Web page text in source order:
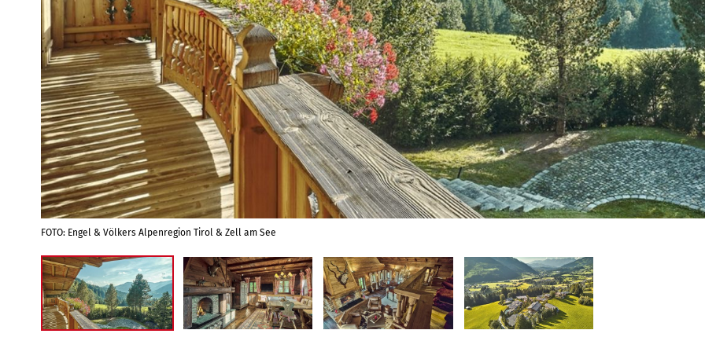
FOTO: Engel & Völkers Alpenregion Tirol & Zell am See